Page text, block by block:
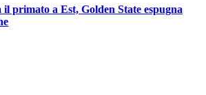
primato a Est, Golden State espugna